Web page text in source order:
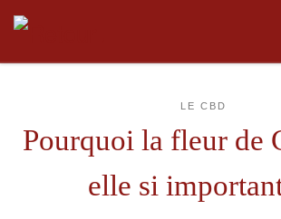
Skip to content
LE CBD
Pourquoi la fleur de
elle si